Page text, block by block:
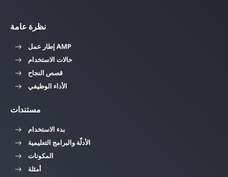
نظرة عامة
إطار عمل AMP
حالات الاستخدام
قصص النجاح
الأداء الوظيفي
مستندات
بدء الاستخدام
الأدلّة والبرامج التعليمية
المكونات
أمثلة